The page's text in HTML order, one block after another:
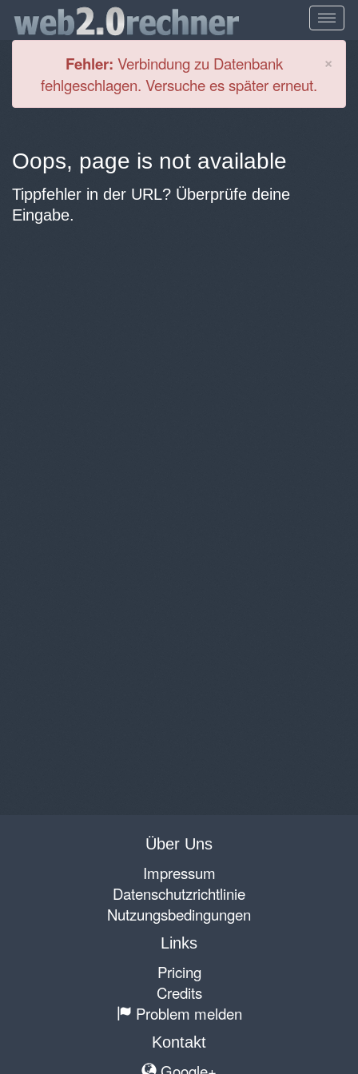
×
Fehler: Verbindung zu Datenbank
fehlgeschlagen. Versuche es später erneut.
Oops, page is not available
Tippfehler in der URL? Überprüfe deine
Eingabe.
Über Uns
Impressum
Datenschutzrichtlinie
Nutzungsbedingungen
Links
Pricing
Credits
Problem melden
Kontakt